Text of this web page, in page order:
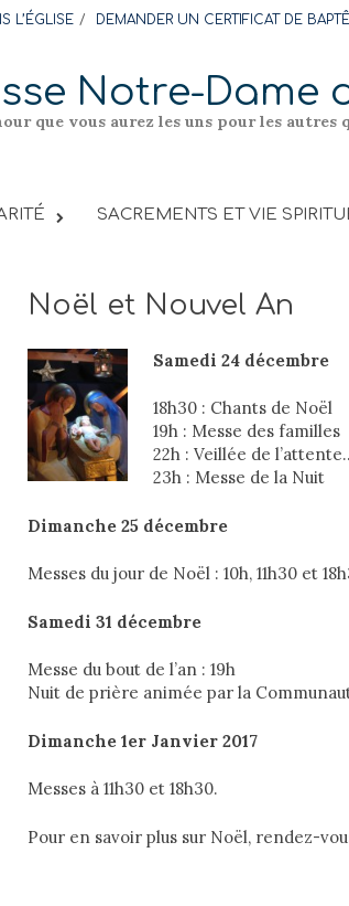
L’ÉGLISE DEMANDER UN CERTIFICAT DE
Notre-Dame
que vous aurez les uns pour les
SACREMENTS ET VIE
Noël et Nouvel An
Samedi 24 décembre
18h30 : Chants de Noël
19h : Messe des familles
22h : Veillée de
23h : Messe de la Nuit
Dimanche 25 décembre
Messes du jour de Noël : 10h, 11h30 et
Samedi 31 décembre
Messe du bout de l’an : 19h
Nuit de prière animée par la
Dimanche 1er Janvier 2017
Messes à 11h30 et 18h30.
Pour en savoir plus sur Noël, rendez-